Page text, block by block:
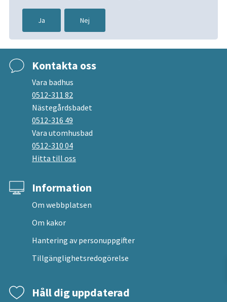
Ja Nej
Kontakta oss
Vara badhus
0512-311 82
Nästegårdsbadet
0512-316 49
Vara utomhusbad
0512-310 04
Hitta till oss
Information
Om webbplatsen
Om kakor
Hantering av personuppgifter
Tillgänglighetsredogörelse
Håll dig uppdaterad